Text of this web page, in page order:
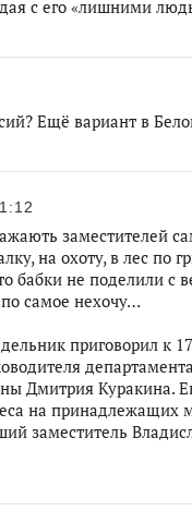
с его «лишними
Ещё вариант в
заместителей
на охоту, в лес по
бабки не поделили
самое нехочу…
приговорил к
Дмитрия Куракина.
на принадлежащих
заместитель